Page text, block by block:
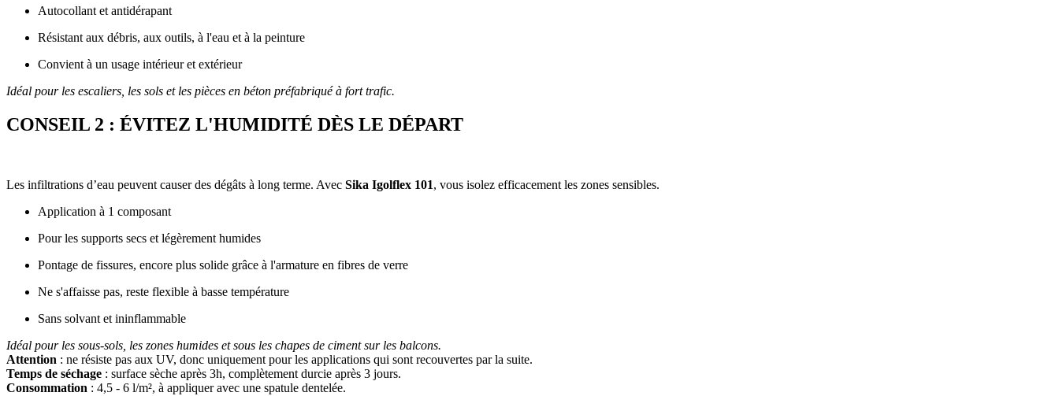
Autocollant et antidérapant
Résistant aux débris, aux outils, à l'eau et à la peinture
Convient à un usage intérieur et extérieur
Idéal pour les escaliers, les sols et les pièces en béton préfabriqué à fort trafic.
CONSEIL 2 : ÉVITEZ L'HUMIDITÉ DÈS LE DÉPART
Les infiltrations d’eau peuvent causer des dégâts à long terme. Avec Sika Igolflex 101, vous isolez efficacement les zones sensibles.
Application à 1 composant
Pour les supports secs et légèrement humides
Pontage de fissures, encore plus solide grâce à l'armature en fibres de verre
Ne s'affaisse pas, reste flexible à basse température
Sans solvant et ininflammable
Idéal pour les sous-sols, les zones humides et sous les chapes de ciment sur les balcons.
Attention : ne résiste pas aux UV, donc uniquement pour les applications qui sont recouvertes par la suite.
Temps de séchage : surface sèche après 3h, complètement durcie après 3 jours.
Consommation : 4,5 - 6 l/m², à appliquer avec une spatule dentelée.